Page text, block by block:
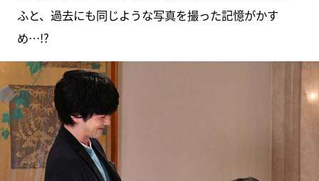
ふと、過去にも同じような写真を撮った記憶がかす
め…!?